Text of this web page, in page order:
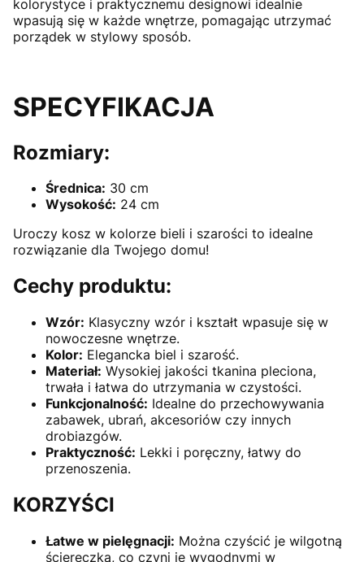
kolorystyce i praktycznemu designowi idealnie
wpasują się w każde wnętrze, pomagając utrzymać
porządek w stylowy sposób.
SPECYFIKACJA
Rozmiary:
Średnica: 30 cm
Wysokość: 24 cm
Uroczy kosz w kolorze bieli i szarości to idealne
rozwiązanie dla Twojego domu!
Cechy produktu:
Wzór: Klasyczny wzór i kształt wpasuje się w
nowoczesne wnętrze.
Kolor: Elegancka biel i szarość.
Materiał: Wysokiej jakości tkanina pleciona,
trwała i łatwa do utrzymania w czystości.
Funkcjonalność: Idealne do przechowywania
zabawek, ubrań, akcesoriów czy innych
drobiazgów.
Praktyczność: Lekki i poręczny, łatwy do
przenoszenia.
KORZYŚCI
Łatwe w pielęgnacji: Można czyścić je wilgotną
ściereczką, co czyni je wygodnymi w